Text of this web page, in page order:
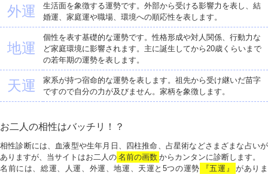
外運
生活面を象徴する運勢です。外部から受ける影響力を表し、結
婚運、家庭運や職場、環境への順応性を表します。
地運
個性を表す基礎的な運勢です。性格形成や対人関係、行動力な
ど家庭環境に影響されます。主に誕生してから20歳くらいまで
の若年期の運勢を表します。
天運
家系が持つ宿命的な運勢を表します。祖先から受け継いだ苗字
ですので自分の力が及びません。家柄を象徴します。
お二人の相性はバッチリ！？
相性診断には、血液型や生年月日、四柱推命、占星術などさまざまな占いが
ありますが、当サイトはお二人の 名前の画数 からカンタンに診断します。
名前には、総運、人運、外運、地運、天運と5つの運勢
『五運』
がありま